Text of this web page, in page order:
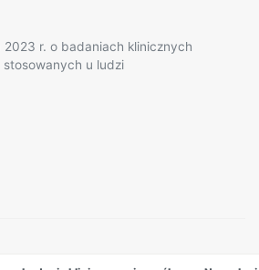
r. o badaniach klinicznych
u ludzi